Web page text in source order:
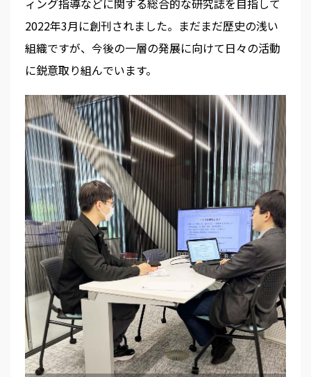
ィング指導などに関する総合的な研究誌を目指して
2022年3月に創刊されました。まだまだ歴史の浅い
組織ですが、今後の一層の発展に向けて日々の活動
に鋭意取り組んでいます。